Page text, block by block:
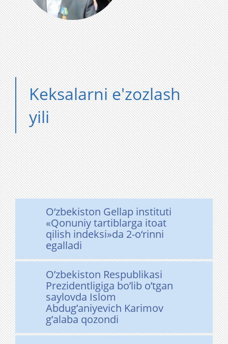
Keksalarni e'zozlash
yili
O‘zbekiston Gellap instituti
«Qonuniy tartiblarga itoat
qilish indeksi»da 2-o‘rinni
egalladi
O’zbekiston Respublikasi
Prezidentligiga bo’lib o’tgan
saylovda Islom
Abdug’aniyevich Karimov
g’alaba qozondi